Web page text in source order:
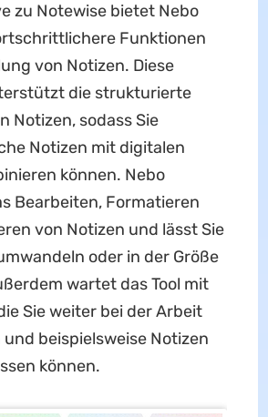
zu Notewise bietet Nebo
Funktionen
von Notizen. Diese
die strukturierte
Notizen, sodass Sie
Notizen mit digitalen
können. Nebo
Bearbeiten, Formatieren
von Notizen und lässt Sie
oder in der Größe
wartet das Tool mit
Sie weiter bei der Arbeit
beispielsweise Notizen
können.